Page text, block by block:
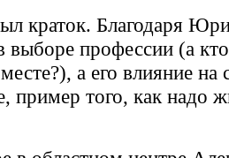
краток. Благодаря
выборе профессии (а
а его влияние на
пример того, как надо